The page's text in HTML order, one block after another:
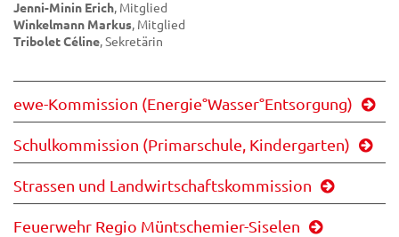
Jenni-Minin Erich, Mitglied
Winkelmann Markus, Mitglied
Tribolet Céline, Sekretärin
ewe-Kommission (Energie°Wasser°Entsorgung)
Schulkommission (Primarschule, Kindergarten)
Strassen und Landwirtschaftskommission
Feuerwehr Regio Müntschemier-Siselen